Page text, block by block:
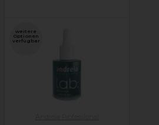
weitere
Optionen
verfügbar